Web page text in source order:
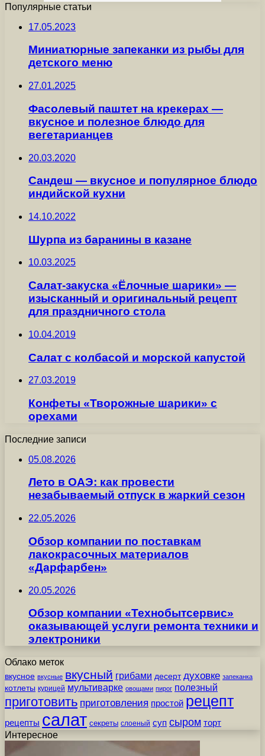
Популярные статьи
17.05.2023
Миниатюрные запеканки из рыбы для
детского меню
27.01.2025
Фасолевый паштет на крекерах —
вкусное и полезное блюдо для
вегетарианцев
20.03.2020
Сандеш — вкусное и популярное блюдо
индийской кухни
14.10.2022
Шурпа из баранины в казане
10.03.2025
Салат-закуска «Ёлочные шарики» —
изысканный и оригинальный рецепт
для праздничного стола
10.04.2019
Салат с колбасой и морской капустой
27.03.2019
Конфеты «Творожные шарики» с
орехами
Последние записи
05.08.2026
Лето в ОАЭ: как провести
незабываемый отпуск в жаркий сезон
22.05.2026
Обзор компании по поставкам
лакокрасочных материалов
«Дарфарбен»
20.05.2026
Обзор компании «Технобытсервис»
оказывающей услуги ремонта техники и
электроники
Облако меток
вкусное вкусные вкусный грибами десерт духовке запеканка
котлеты курицей мультиварке овощами пирог полезный
приготовить приготовления простой рецепт
рецепты салат секреты слоеный суп сыром торт
Интересное